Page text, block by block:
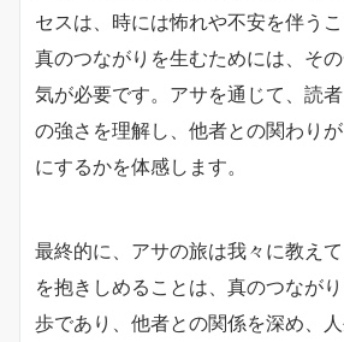
セスは、時には怖れや不安を伴うこ
真のつながりを生むためには、そ
気が必要です。アサを通じて、読
の強さを理解し、他者との関わり
にするかを体感します。
最終的に、アサの旅は我々に教え
を抱きしめることは、真のつなが
歩であり、他者との関係を深め、